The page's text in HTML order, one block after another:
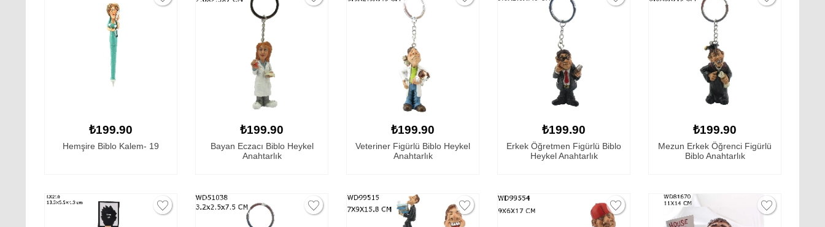
₺199.90
Hemşire Biblo Kalem- 19
₺199.90
Bayan Eczacı Biblo Heykel
Anahtarlık
₺199.90
Veteriner Figürlü Biblo Heykel
Anahtarlık
₺199.90
Erkek Öğretmen Figürlü Biblo
Heykel Anahtarlık
₺199.90
Mezun Erkek Öğrenci Figürlü
Biblo Anahtarlık